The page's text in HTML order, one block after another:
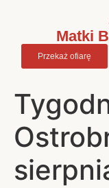
Matki
Przekaż ofiarę